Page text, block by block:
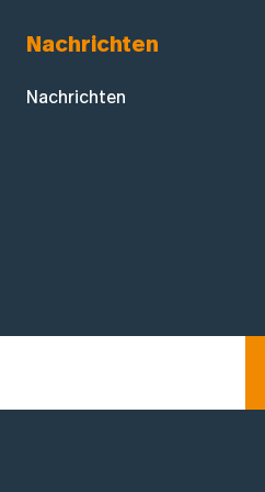
Nachrichten
Nachrichten